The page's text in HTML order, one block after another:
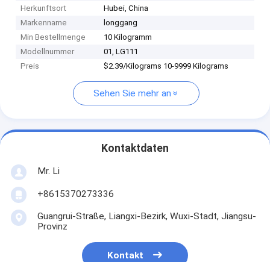
Herkunftsort
Hubei, China
Markenname
longgang
Min Bestellmenge
10 Kilogramm
Modellnummer
01, LG111
Preis
$2.39/Kilograms 10-9999 Kilograms
Sehen Sie mehr an
Kontaktdaten
Mr. Li
+8615370273336
Guangrui-Straße, Liangxi-Bezirk, Wuxi-Stadt, Jiangsu-
Provinz
Kontakt